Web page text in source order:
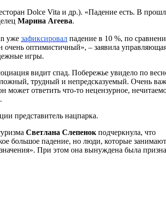
Dolce Vita и др.). «Падение есть. В
Марина Агеева.
уже зафиксировал падение в 10 %, по
оптимистичный», – заявила
игры.
видит спад. Побережье увидело по
трудный и непредсказуемый. Очень
может ответить что-то нецензурное,
.
представитель нацпарка.
Светлана Слепенок подчеркнула, что
большое падение, но люди, которые
При этом она вынуждена была